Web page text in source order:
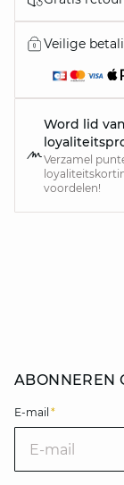
Veilige
Word lid
Verzamel
voordelen!
ABONNEREN
E-mail *